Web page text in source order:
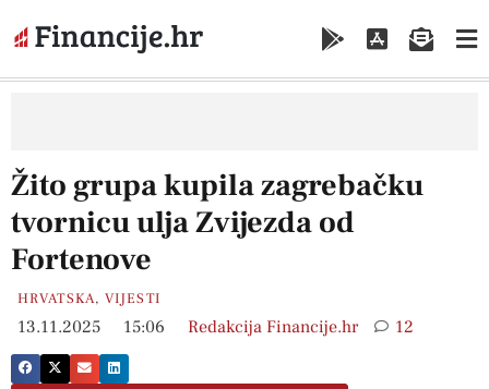
Žito grupa kupila zagrebačku
tvornicu ulja Zvijezda od
Fortenove
HRVATSKA,VIJESTI
13.11.2025 15:06 Redakcija Financije.hr 12